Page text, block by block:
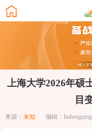
上海大学2026年硕
目
来源： 未知 编辑：liuhengning